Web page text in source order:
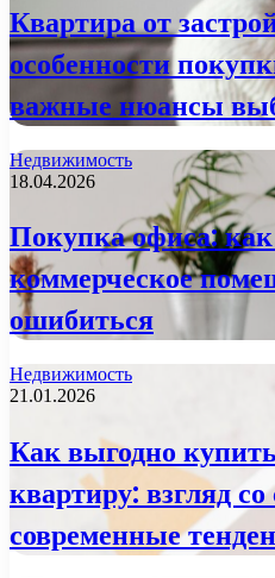
Квартира от
особенности
важные нюансы
Недвижимость
18.04.2026
Покупка офиса:
коммерческое
ошибиться
Недвижимость
21.01.2026
Как выгодно
квартиру: взгляд
современные